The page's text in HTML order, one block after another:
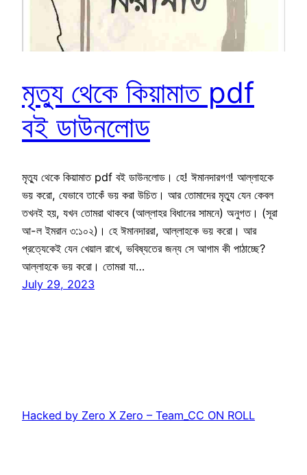
মৃত্যু থেকে কিয়ামাত pdf
বই ডাউনলোড
মৃত্যু থেকে কিয়ামাত pdf বই ডাউনলোড। হে! ঈমানদারগণ! আল্লাহকে
ভয় করো, যেভাবে তাকেঁ ভয় করা উচিত। আর তোমাদের মৃত্যু যেন কেবল
তখনই হয়, যখন তোমরা থাকবে (আল্লাহর বিধানের সামনে) অনুগত। (সূরা
আ-ল ইমরান ৩:১০২)। হে ঈমানদাররা, আল্লাহকে ভয় করো। আর
প্রত্যেকেই যেন খেয়াল রাখে, ভবিষ্যতের জন্য সে আগাম কী পাঠাচ্ছে?
আল্লাহকে ভয় করো। তোমরা যা…
July 29, 2023
Hacked by Zero X Zero – Team_CC ON ROLL